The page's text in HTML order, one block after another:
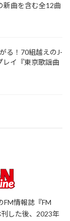
新曲を含む全12曲
る！70組越えのJ-
レイ『東京歌謡曲
FM情報誌『FM
した後、2023年